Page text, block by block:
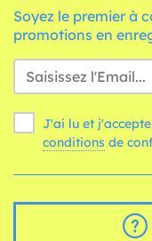
Soyez le premier à
promotions en
J'ai lu et
conditions de